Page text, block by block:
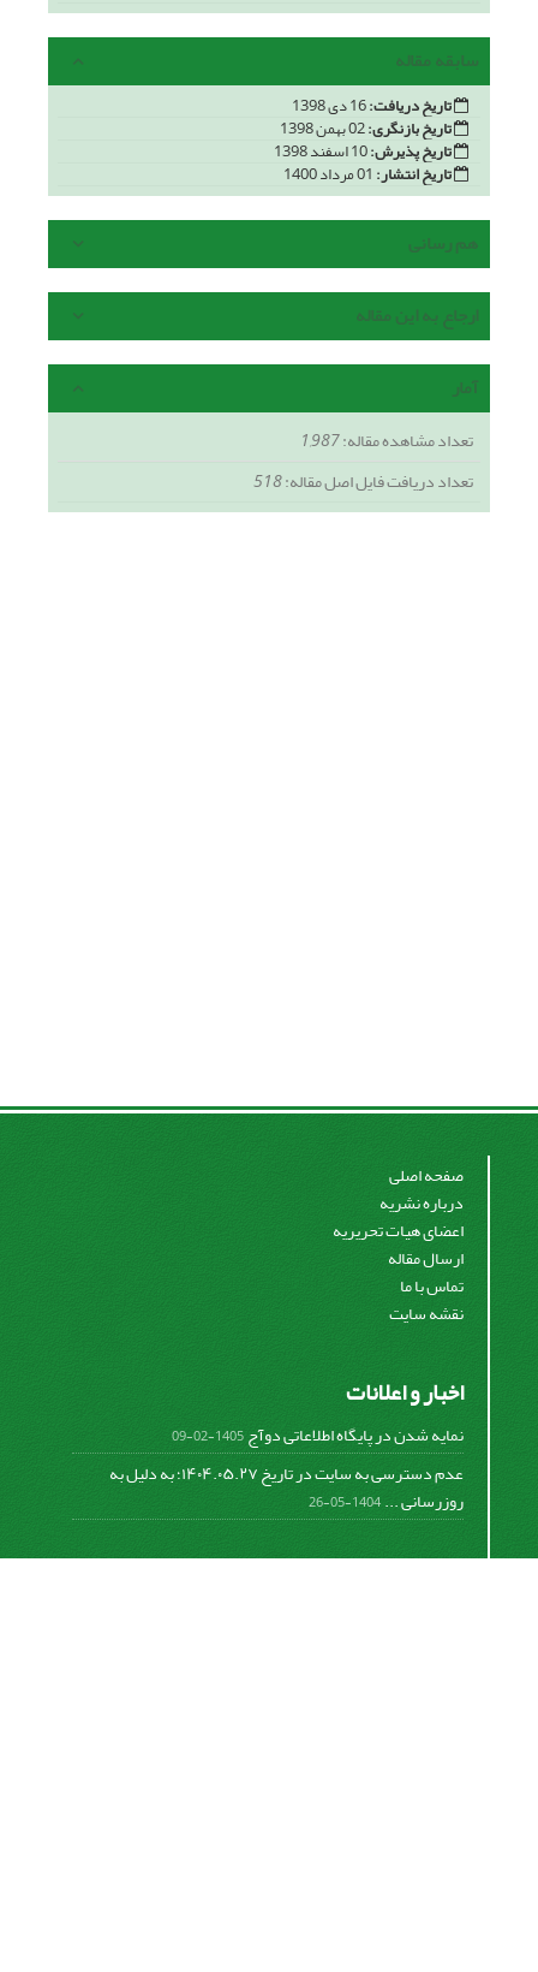
سابقه مقاله
تاریخ دریافت:
تاریخ بازنگری:
تاریخ پذیرش:
تاریخ انتشار:
هم رسانی
ارجاع به این مقاله
آمار
تعداد مشاهده مقاله:1,987
تعداد دریافت فایل اصل مقاله:518
صفحه اصلی
درباره نشریه
اعضای هیات تحریریه
ارسال مقاله
تماس با ما
نقشه سایت
اخبار و اعلانات
نمایه شدن در پایگاه اطلاعاتی دوآج1405-02-09
عدم دسترسی به سایت در تاریخ ۱۴۰۴.۰۵.۲۷؛ به دلیل به
روزرسانی ...1404-05-26